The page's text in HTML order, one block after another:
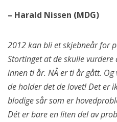
– Harald Nissen (MDG)
2012 kan bli et skjebneår for
Stortinget at de skulle
innen ti år. NÅ er ti år gått.
de holder det de lovet! Det er
blodige sår som er
Dét er bare en liten del av